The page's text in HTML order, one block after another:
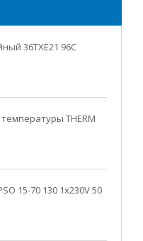
36TXE21 96C
THERM
15-70 130 1x230V 50